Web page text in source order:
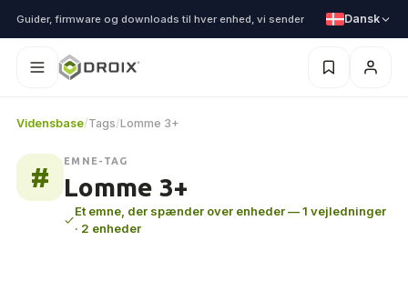
Guider, firmware og downloads til hver enhed, vi sender Dansk
Vidensbase/Tags/Lomme 3+
#
EMNE-TAG
Lomme 3+
Et emne, der spænder over enheder — 1 vejledninger
· 2 enheder